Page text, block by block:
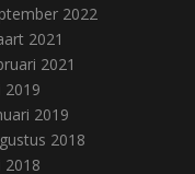
2022
2021
2021
2019
2019
2018
2018